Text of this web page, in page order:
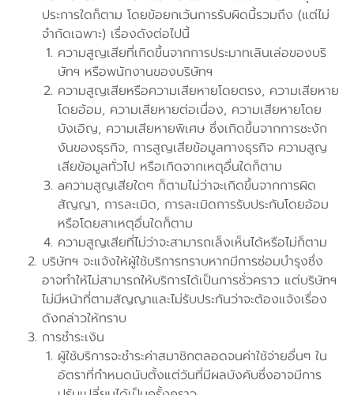
ประการใดก็ตาม โดยข้อยกเว้นการรับผิดนี้รวมถึง (แต่ไม่
จำกัดเฉพาะ) เรื่องดังต่อไปนี้
ความสูญเสียที่เกิดขึ้นจากการประมาทเลินเล่อของบริ
ษัทฯ หรือพนักงานของบริษัทฯ
ความสูญเสียหรือความเสียหายโดยตรง, ความเสียหาย
โดยอ้อม, ความเสียหายต่อเนื่อง, ความเสียหายโดย
บังเอิญ, ความเสียหายพิเศษ ซึ่งเกิดขึ้นจากการชะงัก
งันของธุรกิจ, การสูญเสียข้อมูลทางธุรกิจ ความสูญ
เสียข้อมูลทั่วไป หรือเกิดจากเหตุอื่นใดก็ตาม
aความสูญเสียใดๆ ก็ตามไม่ว่าจะเกิดขึ้นจากการผิด
สัญญา, การละเมิด, การละเมิดการรับประกันโดยอ้อม
หรือโดยสาเหตุอื่นใดก็ตาม
ความสูญเสียที่ไม่ว่าจะสามารถเล็งเห็นได้หรือไม่ก็ตาม
บริษัทฯ จะแจ้งให้ผู้ใช้บริการทราบหากมีการซ่อมบำรุงซึ่ง
อาจทำให้ไม่สามารถให้บริการได้เป็นการชั่วคราว แต่บริษัทฯ
ไม่มีหน้าที่ตามสัญญาและไม่รับประกันว่าจะต้องแจ้งเรื่อง
ดังกล่าวให้ทราบ
การชำระเงิน
ผู้ใช้บริการจะชำระค่าสมาชิกตลอดจนค่าใช้จ่ายอื่นๆ ใน
อัตราที่กำหนดนับตั้งแต่วันที่มีผลบังคับซึ่งอาจมีการ